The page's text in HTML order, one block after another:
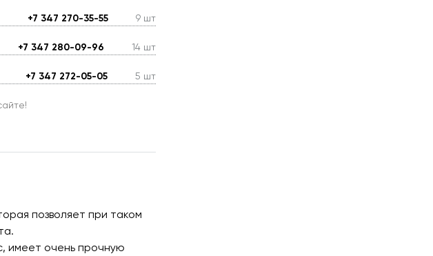
+7 347 270-35-55 9 шт
+7 347 280-09-96 14 шт
+7 347 272-05-05 5 шт
позволяет при таком
имеет очень прочную